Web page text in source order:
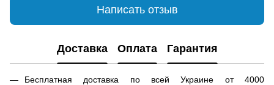
Написать отзыв
Доставка Оплата Гарантия
Бесплатная доставка по всей Украине от 4000